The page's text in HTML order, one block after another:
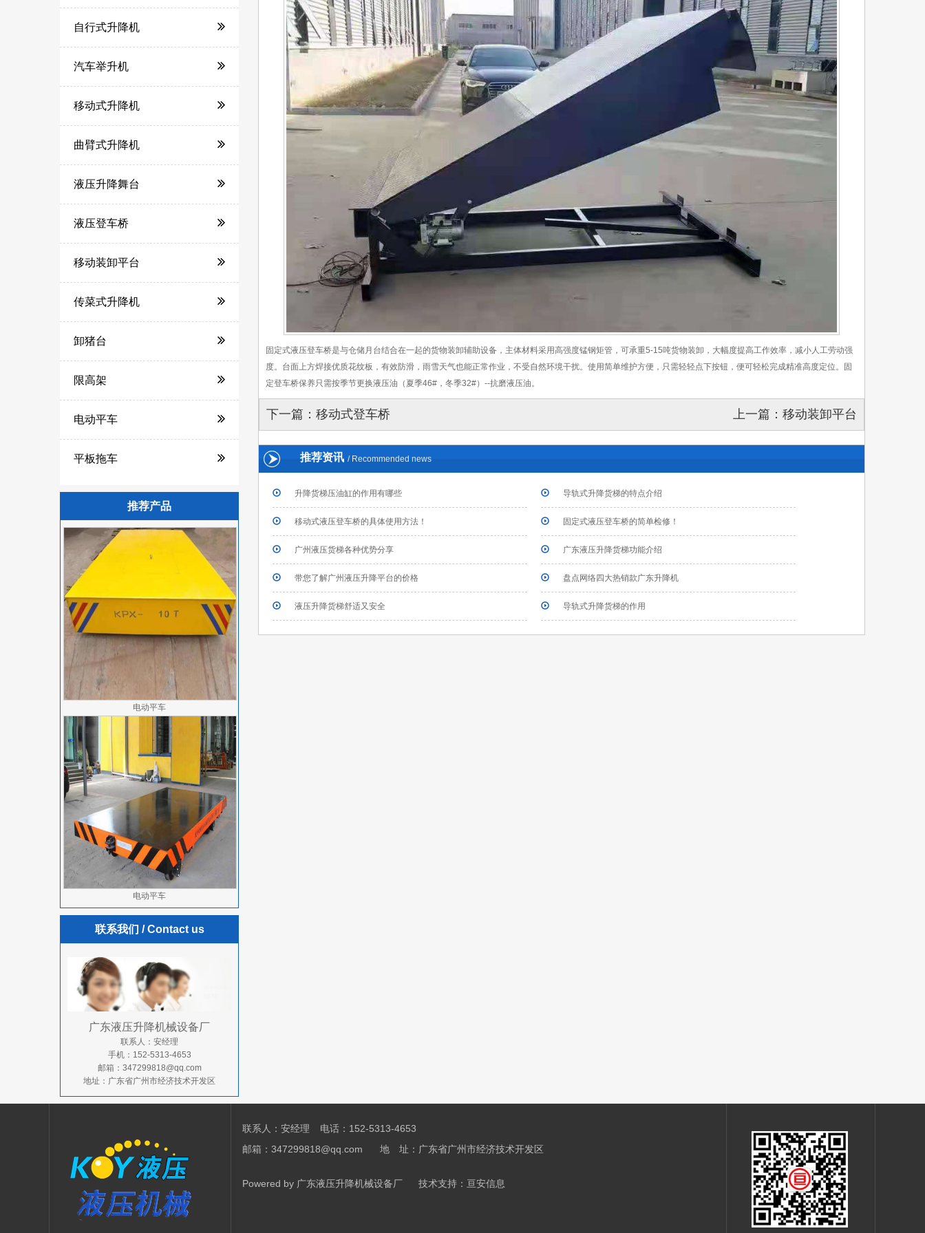
自行式升降机
汽车举升机
移动式升降机
曲臂式升降机
液压升降舞台
液压登车桥
移动装卸平台
传菜式升降机
卸猪台
限高架
电动平车
平板拖车
推荐产品
电动平车
电动平车
联系我们 / Contact us
广东液压升降机械设备厂
联系人：安经理
手机：152-5313-4653
邮箱：347299818@qq.com
地址：广东省广州市经济技术开发区
固定式液压登车桥是与仓储月台结合在一起的货物装卸辅助设备，主体材料采用高强度锰钢矩管，可承重5-15吨货物装卸，大幅度提高工作效率，减小人工劳动强
度。台面上方焊接优质花纹板，有效防滑，雨雪天气也能正常作业，不受自然环境干扰。使用简单维护方便，只需轻轻点下按钮，便可轻松完成精准高度定位。固
定登车桥保养只需按季节更换液压油（夏季46#，冬季32#）--抗磨液压油。
下一篇： 移动式登车桥 上一篇： 移动装卸平台
推荐资讯 / Recommended news
升降货梯压油缸的作用有哪些 导轨式升降货梯的特点介绍
移动式液压登车桥的具体使用方法！ 固定式液压登车桥的简单检修！
广州液压货梯各种优势分享 广东液压升降货梯功能介绍
​带您了解广州液压升降平台的价格 盘点网络四大热销款广东升降机
液压升降货梯舒适又安全 导轨式升降货梯的作用
联系人：安经理 电话：152-5313-4653
邮箱：347299818@qq.com 地 址：广东省广州市经济技术开发区
Powered by 广东液压升降机械设备厂 技术支持： 亘安信息